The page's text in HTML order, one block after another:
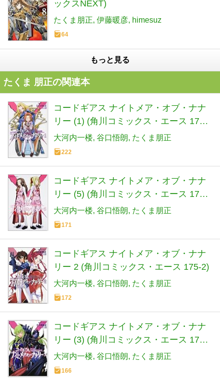
ックスNEXT)
たくま朋正 伊藤暖彦 himesuz
64
もっと見る
たくま 朋正の関連本
コードギアス ナイトメア・オブ・ナナ
リー (1) (角川コミックス・エース 175-
1)
大河内一楼 谷口悟朗 たくま朋正
222
コードギアス ナイトメア・オブ・ナナ
リー (5) (角川コミックス・エース 175-
5)
大河内一楼 谷口悟朗 たくま朋正
171
コードギアス ナイトメア・オブ・ナナ
リー 2 (角川コミックス・エース 175-2)
大河内一楼 谷口悟朗 たくま朋正
172
コードギアス ナイトメア・オブ・ナナ
リー (3) (角川コミックス・エース 175-
3)
大河内一楼 谷口悟朗 たくま朋正
166